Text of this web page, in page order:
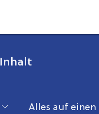
Inhalt
Alles auf einen